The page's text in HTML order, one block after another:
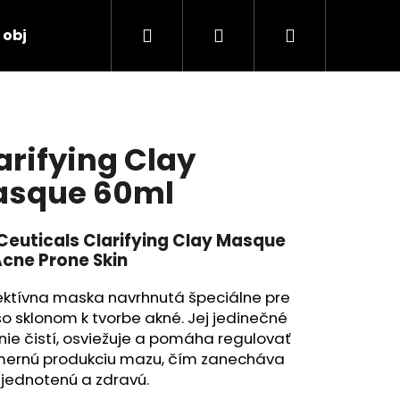
Hľadať PrihlásenieNákupný
Clay
60ml
Clarifying Clay Masque
Prone Skin
maska navrhnutá špeciálne pre
sklonom k tvorbe akné. Jej jedinečné
čistí, osviežuje a pomáha regulovať
produkciu mazu, čím zanecháva
a zdravú.
2:4:2 48ML